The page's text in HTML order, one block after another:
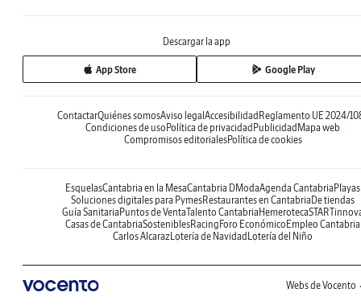
Descargar la app
App Store Google Play
ContactarQuiénes somosAviso legal Accesibilidad Reglamento UE 2024/
Condiciones de uso Política de privacidad Publicidad Mapa web
Compromisos editorialesPolítica de cookies
EsquelasCantabria en la MesaCantabria DModaAgenda Cantabria Playas
Soluciones digitales para PymesRestaurantes en Cantabria De tiendas
Guía Sanitaria Puntos de VentaTalento Cantabria Hemeroteca
Casas de CantabriaSosteniblesRacing Foro Económico Empleo Cantabria
Carlos AlcarazLotería de Navidad Lotería del Niño
Webs de Vocento